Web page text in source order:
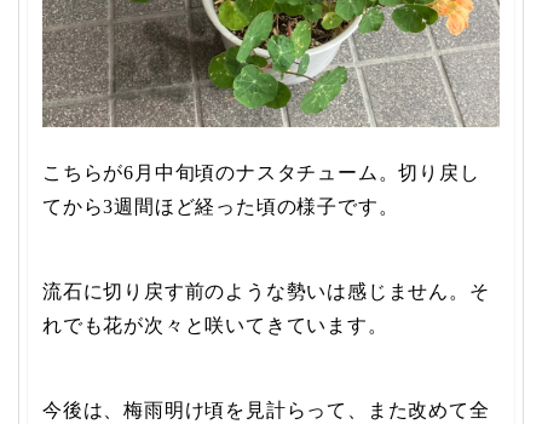
こちらが6月中旬頃のナスタチューム。切り戻し
てから3週間ほど経った頃の様子です。
流石に切り戻す前のような勢いは感じません。そ
れでも花が次々と咲いてきています。
今後は、梅雨明け頃を見計らって、また改めて全